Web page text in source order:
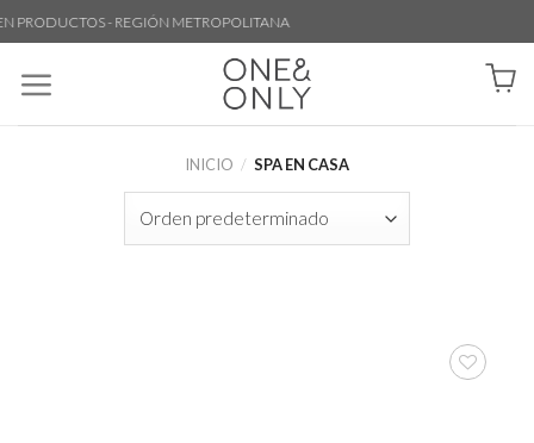
- REGIÓN METROPOLITANA
INICIO / SPA EN CASA